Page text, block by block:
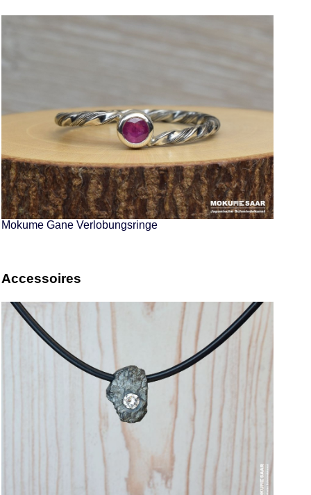
Mokume Gane Verlobungsringe
Accessoires